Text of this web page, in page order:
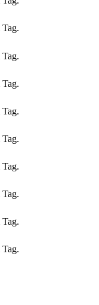
Tag.
Tag.
Tag.
Tag.
Tag.
Tag.
Tag.
Tag.
Tag.